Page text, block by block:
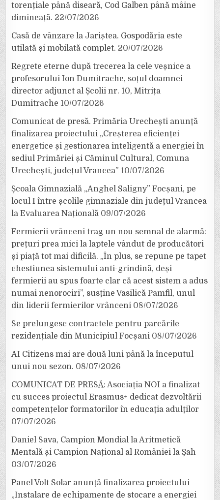
torențiale până diseară, Cod Galben până mâine
dimineață. 22/07/2026
Casă de vânzare la Jariștea. Gospodăria este
utilată și mobilată complet. 20/07/2026
Regrete eterne după trecerea la cele veșnice a
profesorului Ion Dumitrache, soțul doamnei
director adjunct al Școlii nr. 10, Mitrița
Dumitrache 10/07/2026
Comunicat de presă. Primăria Urechești anunță
finalizarea proiectului „Creșterea eficienței
energetice și gestionarea inteligentă a energiei în
sediul Primăriei și Căminul Cultural, Comuna
Urechești, județul Vrancea” 10/07/2026
Școala Gimnazială „Anghel Saligny” Focșani, pe
locul I între școlile gimnaziale din județul Vrancea
la Evaluarea Națională 09/07/2026
Fermierii vrânceni trag un nou semnal de alarmă:
prețuri prea mici la laptele vândut de producători
și piață tot mai dificilă. „În plus, se repune pe tapet
chestiunea sistemului anti-grindină, deși
fermierii au spus foarte clar că acest sistem a adus
numai nenorociri”, susține Vasilică Pamfil, unul
din liderii fermierilor vrânceni 08/07/2026
Se prelungesc contractele pentru parcările
rezidențiale din Municipiul Focșani 08/07/2026
AI Citizens mai are două luni până la începutul
unui nou sezon. 08/07/2026
COMUNICAT DE PRESĂ: Asociația NOI a finalizat
cu succes proiectul Erasmus+ dedicat dezvoltării
competențelor formatorilor în educația adulților
07/07/2026
Daniel Sava, Campion Mondial la Aritmetică
Mentală și Campion Național al României la Șah
03/07/2026
Panel Volt Solar anunță finalizarea proiectului
„Instalare de echipamente de stocare a energiei